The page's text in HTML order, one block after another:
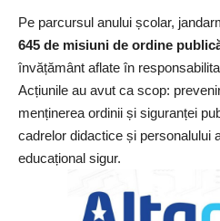
Pe parcursul anului școlar,
645 de misiuni de ordine
învățământ aflate în
Acțiunile au avut ca scop:
menținerea ordinii și siguranței
cadrelor didactice și personalului
educațional sigur.